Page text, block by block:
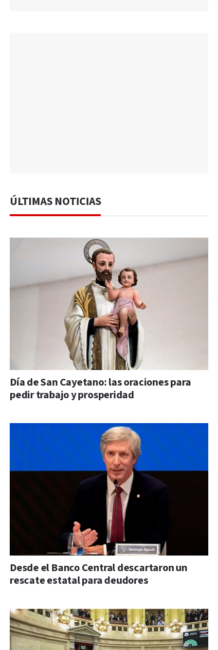
ÚLTIMAS NOTICIAS
Día de San Cayetano: las oraciones para
pedir trabajo y prosperidad
Desde el Banco Central descartaron un
rescate estatal para deudores